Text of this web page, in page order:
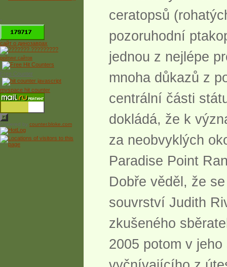
*
сайт о динозаврах
рейтинг сайтов
Free Counter
myspace hit counter
Powered by counter.bloke.com
ceratopsů
pozoruhodní
jednou z nejlépe
mnoha důkazů z
centrální části
dokládá, že k
za neobvyklých
Paradise Point
Dobře věděl, že
souvrství Judith
zkušeného
2005 potom v